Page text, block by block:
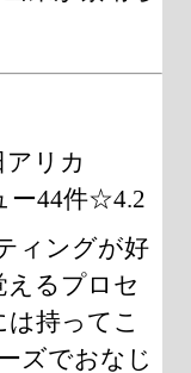
アリカ
ー44件☆4.2
ィングが好
えるプロセ
持ってこ
ズでおなじ